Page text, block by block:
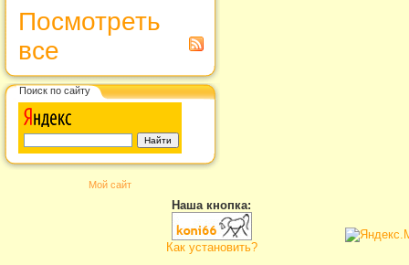
Посмотреть
все
Поиск по сайту
Мой сайт
Наша кнопка:
Как установить?